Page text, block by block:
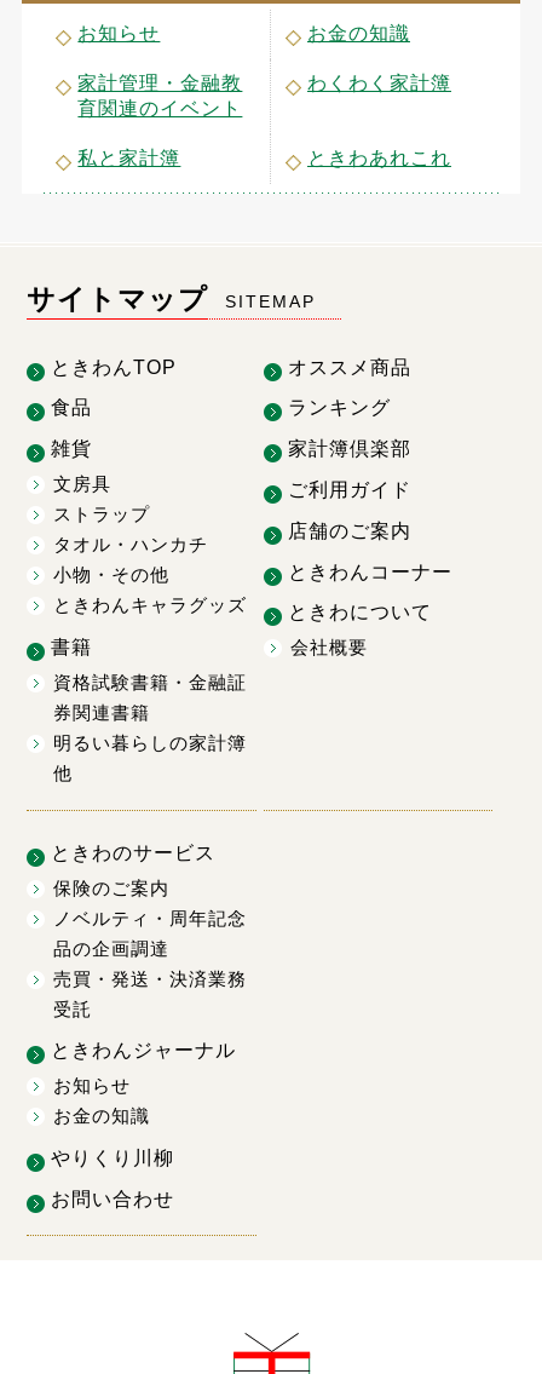
お知らせ お金の知識
家計管理・金融教
育関連のイベント
わくわく家計簿
私と家計簿 ときわあれこれ
サイトマップ SITEMAP
ときわんTOP
食品
雑貨
文房具
ストラップ
タオル・ハンカチ
小物・その他
ときわんキャラグッズ
書籍
資格試験書籍・金融証
券関連書籍
明るい暮らしの家計簿
他
オススメ商品
ランキング
家計簿倶楽部
ご利用ガイド
店舗のご案内
ときわんコーナー
ときわについて
会社概要
ときわのサービス
保険のご案内
ノベルティ・周年記念
品の企画調達
売買・発送・決済業務
受託
ときわんジャーナル
お知らせ
お金の知識
やりくり川柳
お問い合わせ